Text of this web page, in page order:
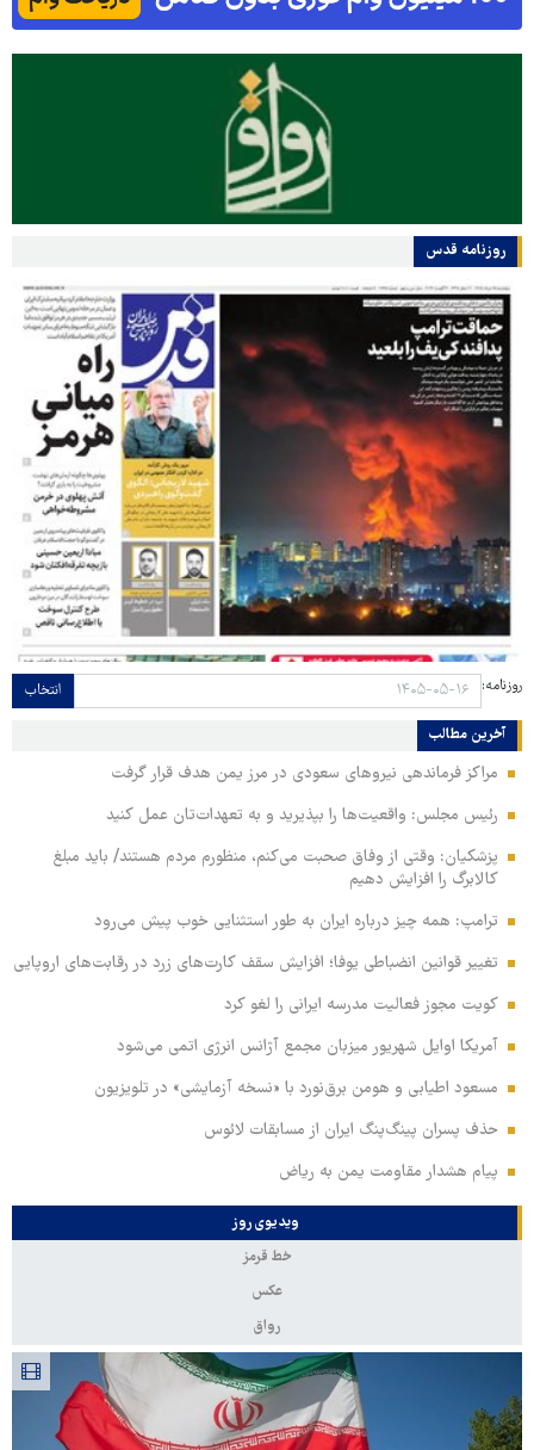
روزنامه قدس
روزنامه: انتخاب
آخرین مطالب
مراکز فرماندهی نیروهای سعودی در مرز یمن هدف قرار گرفت
رئیس مجلس: واقعیت‌ها را بپذیرید و به تعهدات‌تان عمل کنید
پزشکیان: وقتی از وفاق صحبت می‌کنم، منظورم مردم هستند/ باید مبلغ
کالابرگ را افزایش دهیم
ترامپ: همه چیز درباره ایران به طور استثنایی خوب پیش می‌رود
تغییر قوانین انضباطی یوفا؛ افزایش سقف کارت‌های زرد در رقابت‌های اروپایی
کویت مجوز فعالیت مدرسه ایرانی را لغو کرد
آمریکا اوایل شهریور میزبان مجمع آژانس انرژی اتمی می‌شود
مسعود اطیابی و هومن برق‌نورد با «نسخه آزمایشی» در تلویزیون
حذف پسران پینگ‌پنگ ایران از مسابقات لائوس
پیام هشدار مقاومت یمن به ریاض
ویدیوی روز
خط قرمز
عکس
رواق